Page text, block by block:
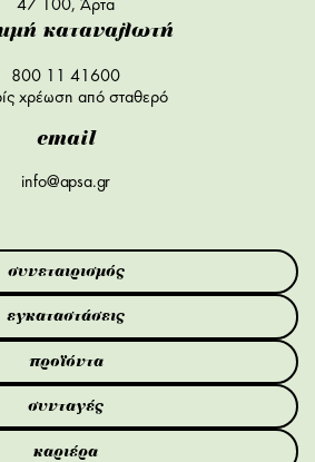
47 100, Άρτα
καταναλωτή
800 11 41600
χρέωση από σταθερό
email
info@apsa.gr
συνεταιρισμός
εγκαταστάσεις
προϊόντα
συνταγές
καριέρα